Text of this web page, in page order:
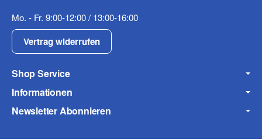
Mobiltelefon
Fax
Mo. - Fr. 9:00-12:00 / 13:00-16:00
Vertrag widerrufen
Shop Service
Informationen
Newsletter Abonnieren